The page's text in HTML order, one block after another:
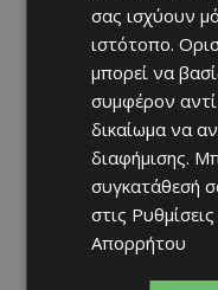
σας ισχύουν
ιστότοπο.
μπορεί να
συμφέρον αντί
δικαίωμα να
διαφήμισης.
συγκατάθεσή
στις
Απορρήτου